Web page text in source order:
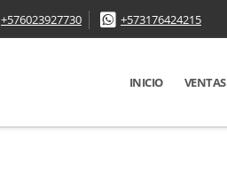
+576023927730 +573176424215
INICIO VENTAS